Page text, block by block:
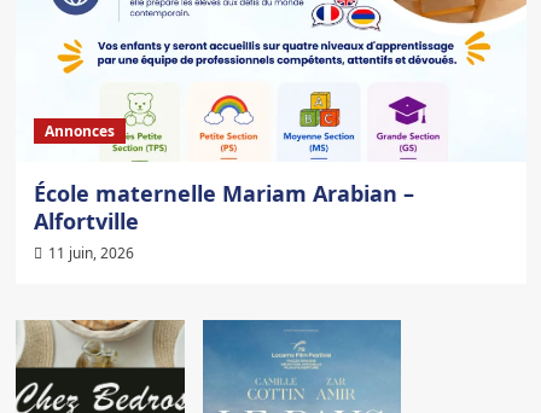
Annonces
École maternelle Mariam Arabian –
Alfortville
11 juin, 2026